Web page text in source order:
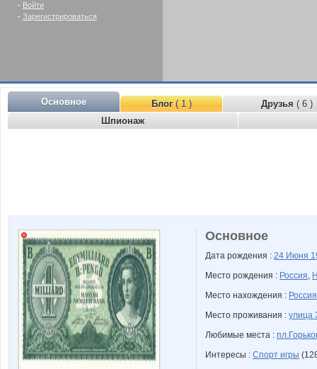
- Войти
- Зарегистрироваться
Основное Блог( 1 ) Друзья ( 6 )
Шпионаж
Основное
Дата рождения : 24 Июня
Место рождения : Россия,
Место нахождения : Россия
Место проживания : улица
Любимые места :
Интересы : Спорт игры